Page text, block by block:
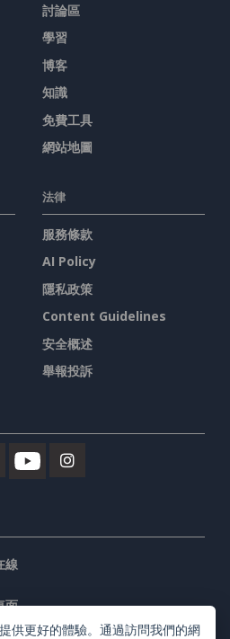
討論區
學習
博客
知識
免費工具
網站地圖
法律
服務條款
AI Policy
隱私政策
Content Guidelines
安全概述
舉報投訴
線
面
供更好的體驗。通過訪問我們的網